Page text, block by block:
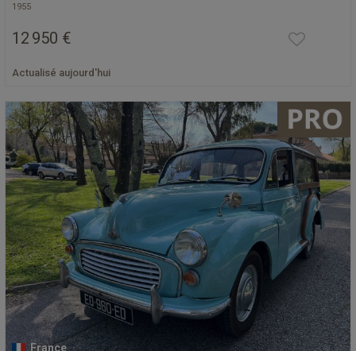
1955
12 950 €
Actualisé aujourd'hui
France